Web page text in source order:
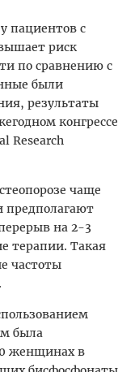
пациентов с
риск
по сравнению с
были
результаты
конгрессе
Research
чаще
предполагают
на 2-3
терапии. Такая
частоты
была
женщинах в